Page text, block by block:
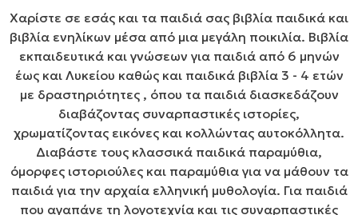
Χαρίστε σε εσάς και τα παιδιά σας βιβλία παιδικά και
βιβλία ενηλίκων μέσα από μια μεγάλη ποικιλία. Βιβλία
εκπαιδευτικά και γνώσεων για παιδιά από 6 μηνών
έως και Λυκείου καθώς και παιδικά βιβλία 3 - 4 ετών
με δραστηριότητες , όπου τα παιδιά διασκεδάζουν
διαβάζοντας συναρπαστικές ιστορίες,
χρωματίζοντας εικόνες και κολλώντας αυτοκόλλητα.
Διαβάστε τους κλασσικά παιδικά παραμύθια,
όμορφες ιστοριούλες και παραμύθια για να μάθουν τα
παιδιά για την αρχαία ελληνική μυθολογία. Για παιδιά
που αγαπάνε τη λογοτεχνία και τις συναρπαστικές